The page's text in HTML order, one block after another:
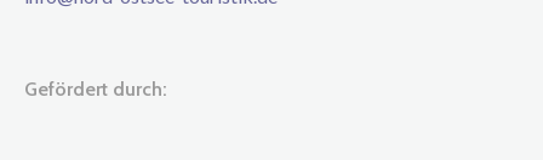
Gefördert durch: